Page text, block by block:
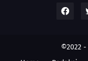
©2022 -